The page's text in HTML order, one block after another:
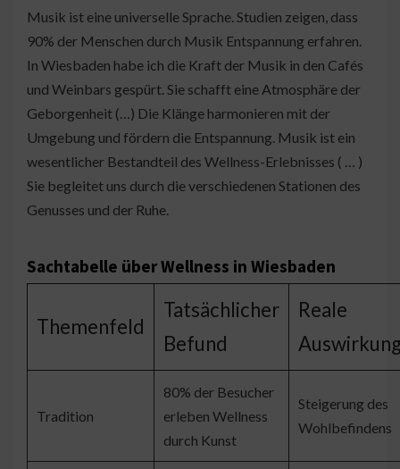
Musik ist eine universelle Sprache. Studien zeigen, dass
90% der Menschen durch Musik Entspannung erfahren.
In Wiesbaden habe ich die Kraft der Musik in den Cafés
und Weinbars gespürt. Sie schafft eine Atmosphäre der
Geborgenheit (…) Die Klänge harmonieren mit der
Umgebung und fördern die Entspannung. Musik ist ein
wesentlicher Bestandteil des Wellness-Erlebnisses ( … )
Sie begleitet uns durch die verschiedenen Stationen des
Genusses und der Ruhe.
Sachtabelle über Wellness in Wiesbaden
Themenfeld
Tatsächlicher
Befund
Reale
Tradition
80% der Besucher
erleben Wellness
durch Kunst
Steigerung des
Wohlbefindens